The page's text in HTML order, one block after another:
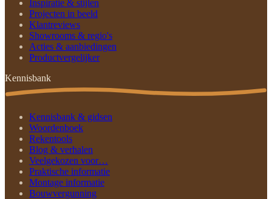
Inspiratie & stijlen
Projecten in beeld
Klantreviews
Showrooms & regio's
Acties & aanbiedingen
Productvergelijker
Kennisbank
Kennisbank & gidsen
Woordenboek
Rekentools
Blog & verhalen
Veelgekozen voor…
Praktische informatie
Montage informatie
Bouwvergunning